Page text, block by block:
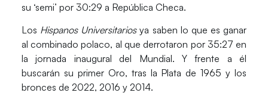
su ‘semi’ por 30:29 a República Checa.
Los Hispanos Universitarios ya saben lo que es ganar
al combinado polaco, al que derrotaron por 35:27 en
la jornada inaugural del Mundial. Y frente a él
buscarán su primer Oro, tras la Plata de 1965y los
bronces de 2022, 2016 y 2014.